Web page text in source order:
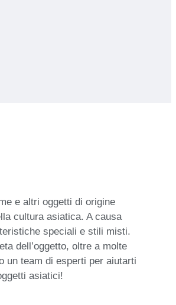
e altri oggetti di origine
cultura asiatica. A causa
speciali e stili misti.
dell’oggetto, oltre a molte
un team di esperti per aiutarti
asiatici!